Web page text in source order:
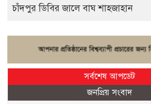
চাঁদপুর ডিবির জালে বাঘ শাহজাহান
সর্বশেষ আপডেট
জনপ্রিয় সংবাদ